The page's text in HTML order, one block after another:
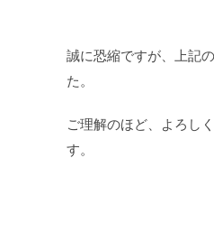
誠に恐縮ですが、上記
た。
ご理解のほど、よろし
す。